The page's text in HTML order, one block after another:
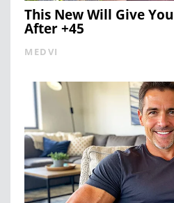
This New Will Give
After +45
MEDVI